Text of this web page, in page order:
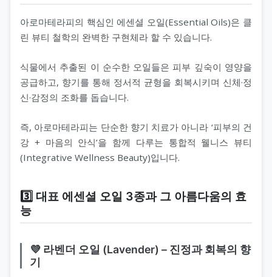
아로마테라피의 핵심인 에센셜 오일(Essential Oils)은 클
린 뷰티 철학의 완벽한 구현체라 할 수 있습니다.
식물에서 추출된 이 순수한 오일들은 피부 깊숙이 영양을
공급하고, 향기를 통해 정서적 균형을 회복시키며 신체·정
신·감정의 조화를 돕습니다.
즉, 아로마테라피는 단순한 향기 치료가 아니라 ‘피부의 건
강 + 마음의 안식’을 함께 다루는 통합적 웰니스 뷰티
(Integrative Wellness Beauty)입니다.
3️⃣ 대표 에센셜 오일 3종과 그 아름다움의 효
능
💜 라벤더 오일 (Lavender) – 진정과 회복의 향
기